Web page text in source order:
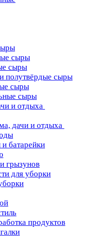
сыры
сыры
полутвёрдые сыры
сыры
сыры
и отдыха
дачи и отдыха
батарейки
грызунов
для уборки
продуктов